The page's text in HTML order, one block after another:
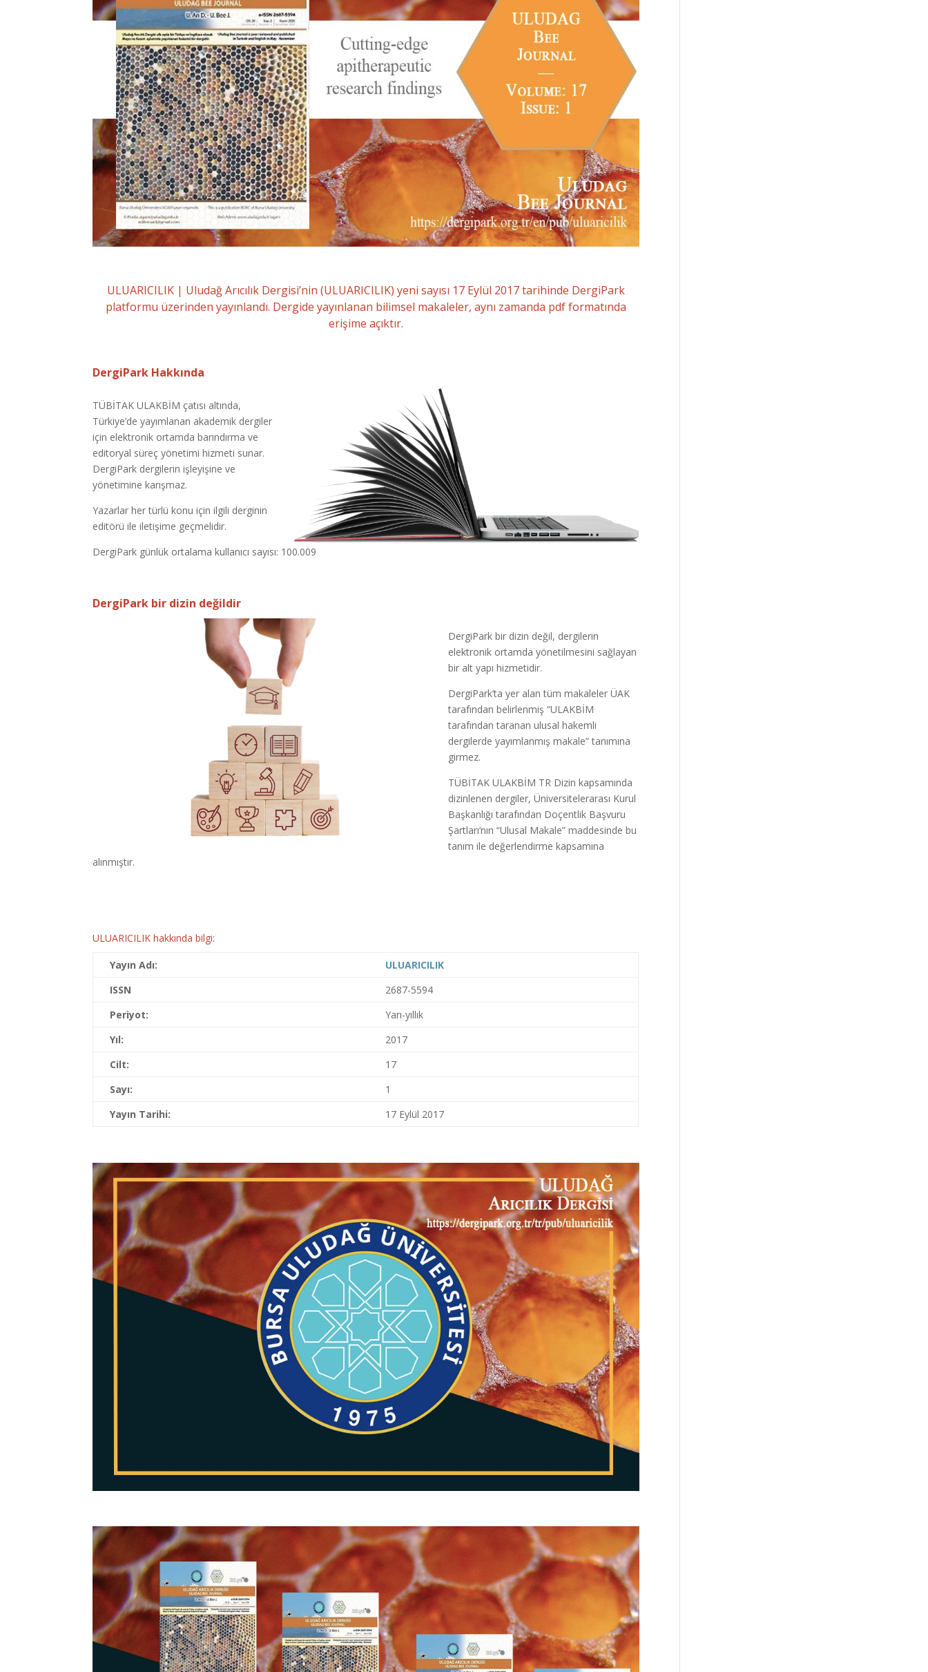
ULUARICILIK | Uludağ Arıcılık Dergisi’nin (ULUARICILIK) yeni sayısı 17 Eylül 2017 tarihinde DergiPark
platformu üzerinden yayınlandı. Dergide yayınlanan bilimsel makaleler, aynı zamanda pdf formatında
erişime açıktır.
DergiPark Hakkında
TÜBİTAK ULAKBİM çatısı altında,
Türkiye’de yayımlanan akademik dergiler
için elektronik ortamda barındırma ve
editoryal süreç yönetimi hizmeti sunar.
DergiPark dergilerin işleyişine ve
yönetimine karışmaz.
Yazarlar her türlü konu için ilgili derginin
editörü ile iletişime geçmelidir.
DergiPark günlük ortalama kullanıcı sayısı: 100.009
DergiPark bir dizin değildir
DergiPark bir dizin değil, dergilerin
elektronik ortamda yönetilmesini sağlayan
bir alt yapı hizmetidir.
DergiPark’ta yer alan tüm makaleler ÜAK
tarafından belirlenmiş “ULAKBİM
tarafından taranan ulusal hakemli
dergilerde yayımlanmış makale” tanımına
girmez.
TÜBİTAK ULAKBİM TR Dizin kapsamında
dizinlenen dergiler, Üniversitelerarası Kurul
Başkanlığı tarafından Doçentlik Başvuru
Şartları‘nın “Ulusal Makale” maddesinde bu
tanım ile değerlendirme kapsamına
alınmıştır.
ULUARICILIK hakkında bilgi:
Yayın Adı:
ULUARICILIK
ISSN
2687-5594
Periyot:
Yarı-yıllık
Yıl:
2017
Cilt:
17
Sayı:
1
Yayın Tarihi:
17 Eylül 2017